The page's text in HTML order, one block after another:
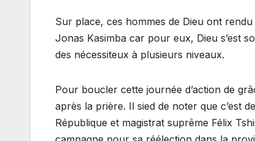
Sur place, ces hommes de Dieu ont
Jonas Kasimba car pour eux, Dieu s’est
des nécessiteux à plusieurs niveaux.
Pour boucler cette journée d’action de
après la prière. Il sied de noter que c’est
République et magistrat suprême Félix